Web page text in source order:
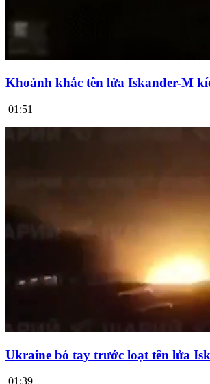
Khoảnh khắc tên lửa Iskander-M
01:51
Ukraine bó tay trước loạt tên lửa
01:39